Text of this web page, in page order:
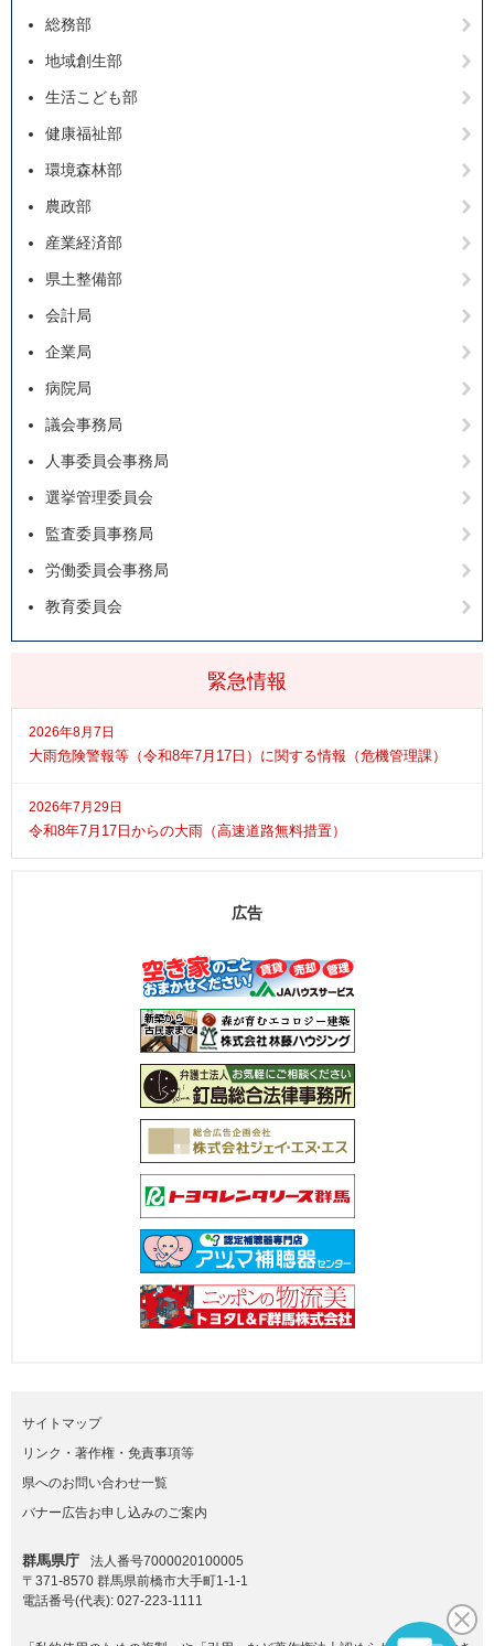
緊急情報
2026年8月7日
大雨危険警報等（令和8年7月17日）に関する情報（危機管理課）
2026年7月29日
令和8年7月17日からの大雨（高速道路無料措置）
総務部
地域創生部
生活こども部
健康福祉部
環境森林部
農政部
産業経済部
県土整備部
会計局
企業局
病院局
議会事務局
人事委員会事務局
選挙管理委員会
監査委員事務局
労働委員会事務局
教育委員会
広告
サイトマップ
リンク・著作権・免責事項等
県へのお問い合わせ一覧
バナー広告お申し込みのご案内
群馬県庁
法人番号7000020100005
〒371-8570 群馬県前橋市大手町1-1-1
電話番号(代表): 027-223-1111